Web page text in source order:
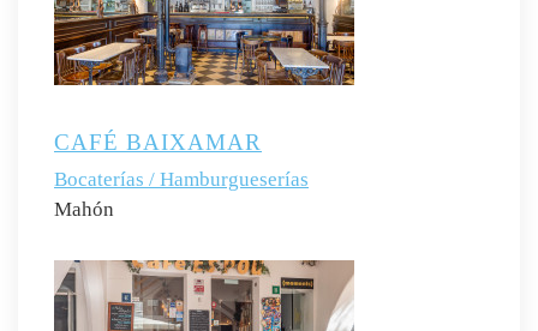
CAFÉ BAIXAMAR
Bocaterías / Hamburgueserías
Mahón